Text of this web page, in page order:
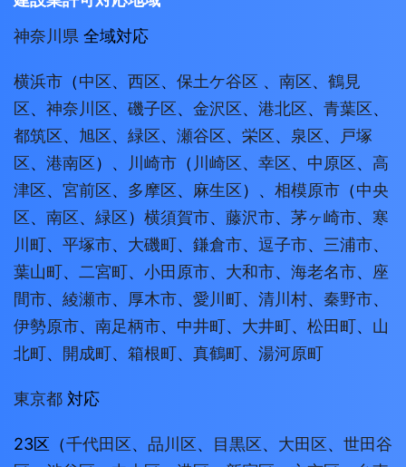
神奈川県 全域対応
横浜市 （中区、 西区、 保土ケ谷区 、 南区、 鶴見
区、 神奈川区、 磯子区、 金沢区、 港北区、 青葉区、
都筑区、 旭区、 緑区、 瀬谷区、 栄区、 泉区、
戸塚
区、 港南区）、 川崎市 （ 川崎区、 幸区、 中原区、 高
津区、 宮前区、 多摩区、 麻生区）、 相模原市 （中央
区、 南区、 緑区） 横須賀市、 藤沢市、 茅ヶ崎市、 寒
川町、 平塚市、 大磯町、 鎌倉市、 逗子市、 三浦市、
葉山町、 二宮町、 小田原市、 大和市、 海老名市、 座
間市、 綾瀬市、 厚木市、 愛川町、 清川村、 秦野市、
伊勢原市、 南足柄市、 中井町、 大井町、 松田町、 山
北町、 開成町、 箱根町、 真鶴町、 湯河原町
東京都 対応
23区（千代田区、 品川区、 目黒区、 大田区、 世田谷